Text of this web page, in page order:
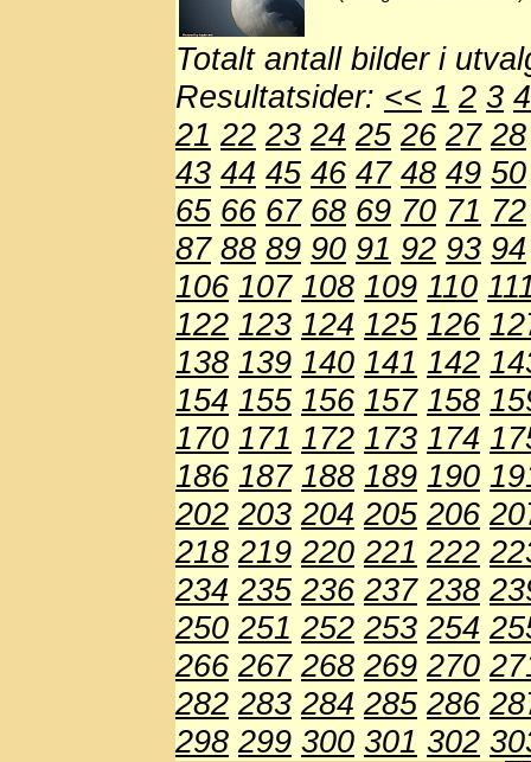
Totalt antall bilder i
Resultatsider: << 1 2 3 4
21 22 23 24 25 26 27 28
43 44 45 46 47 48 49 50
65 66 67 68 69 70 71 72
87 88 89 90 91 92 93 94
106 107 108 109 110
122 123 124 125 126
138 139 140 141 142
154 155 156 157 158
170 171 172 173 174
186 187 188 189 190
202 203 204 205 206
218 219 220 221 222
234 235 236 237 238
250 251 252 253 254
266 267 268 269 270
282 283 284 285 286
298 299 300 301 302